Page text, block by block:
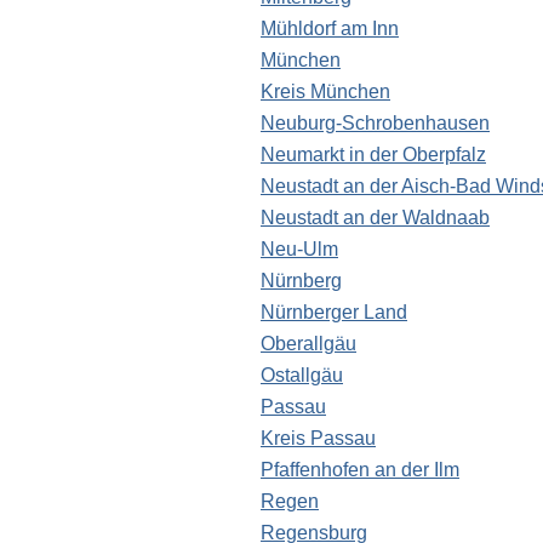
Mühldorf am Inn
München
Kreis München
Neuburg-Schrobenhausen
Neumarkt in der Oberpfalz
Neustadt an der Aisch-Bad
Neustadt an der Waldnaab
Neu-Ulm
Nürnberg
Nürnberger Land
Oberallgäu
Ostallgäu
Passau
Kreis Passau
Pfaffenhofen an der Ilm
Regen
Regensburg